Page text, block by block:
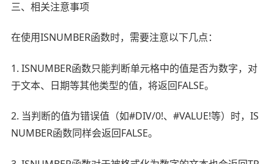
三、相关注意事项
在使用ISNUMBER函数时，需要注意以下几点：
1. ISNUMBER函数只能判断单元格中的值是否为数字，对
于文本、日期等其他类型的值，将返回FALSE。
2. 当判断的值为错误值（如#DIV/0!、#VALUE!等）时，IS
NUMBER函数同样会返回FALSE。